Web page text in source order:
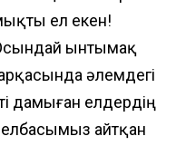
ел екен!
ынтымақ
арқасында әлемдегі
дамыған елдердің
айтқан